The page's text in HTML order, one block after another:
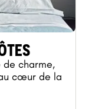
charme,
cœur de la